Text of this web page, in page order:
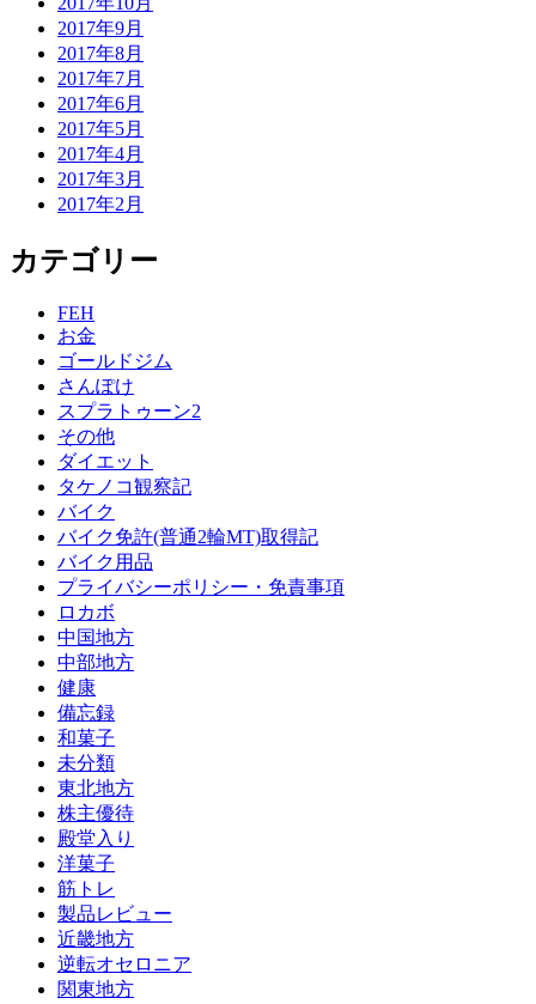
2017年9月
2017年8月
2017年7月
2017年6月
2017年5月
2017年4月
2017年3月
2017年2月
カテゴリー
FEH
お金
ゴールドジム
さんぽけ
スプラトゥーン2
その他
ダイエット
タケノコ観察記
バイク
バイク免許(普通2輪MT)取得記
バイク用品
プライバシーポリシー・免責事項
ロカボ
中国地方
中部地方
健康
備忘録
和菓子
未分類
東北地方
株主優待
殿堂入り
洋菓子
筋トレ
製品レビュー
近畿地方
逆転オセロニア
関東地方